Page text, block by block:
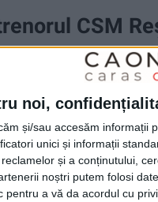
noi,
și/sau accesăm informații
unici și informații
și a conținutului,
noștri putem folosi
pentru a vă da acordul cu
CSM
părăsit echipa!
cu antrenorul
și antrenorul secund